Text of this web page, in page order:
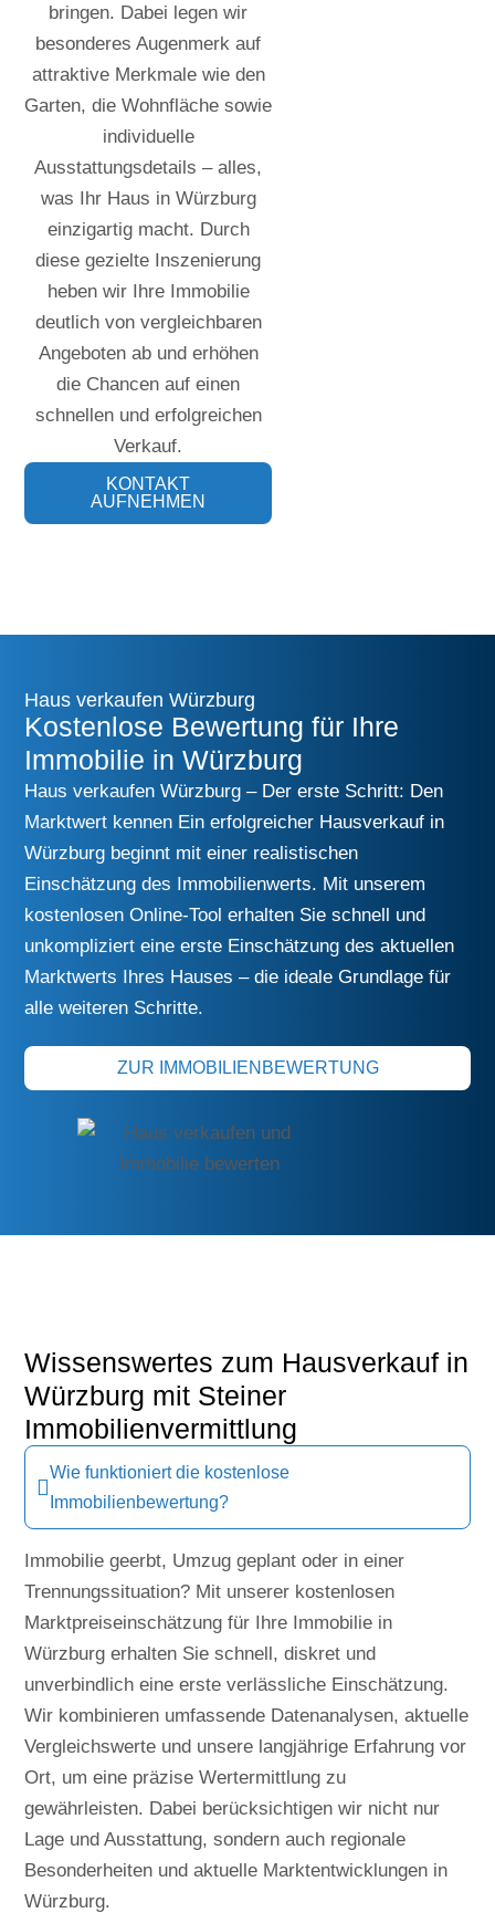
bringen. Dabei legen wir
besonderes Augenmerk auf
attraktive Merkmale wie den
Garten, die Wohnfläche sowie
individuelle
Ausstattungsdetails – alles,
was Ihr Haus in Würzburg
einzigartig macht. Durch
diese gezielte Inszenierung
heben wir Ihre Immobilie
deutlich von vergleichbaren
Angeboten ab und erhöhen
die Chancen auf einen
schnellen und erfolgreichen
Verkauf.
KONTAKT
AUFNEHMEN
Haus verkaufen Würzburg
Kostenlose Bewertung für Ihre
Immobilie in Würzburg
Haus verkaufen Würzburg – Der erste Schritt: Den
Marktwert kennen Ein erfolgreicher Hausverkauf in
Würzburg beginnt mit einer realistischen
Einschätzung des Immobilienwerts. Mit unserem
kostenlosen Online-Tool erhalten Sie schnell und
unkompliziert eine erste Einschätzung des aktuellen
Marktwerts Ihres Hauses – die ideale Grundlage für
alle weiteren Schritte.
ZUR IMMOBILIENBEWERTUNG
Wissenswertes zum Hausverkauf in
Würzburg mit Steiner
Immobilienvermittlung
Wie funktioniert die kostenlose
Immobilienbewertung?
Immobilie geerbt, Umzug geplant oder in einer
Trennungssituation? Mit unserer kostenlosen
Marktpreiseinschätzung für Ihre Immobilie in
Würzburg erhalten Sie schnell, diskret und
unverbindlich eine erste verlässliche Einschätzung.
Wir kombinieren umfassende Datenanalysen, aktuelle
Vergleichswerte und unsere langjährige Erfahrung vor
Ort, um eine präzise Wertermittlung zu
gewährleisten. Dabei berücksichtigen wir nicht nur
Lage und Ausstattung, sondern auch regionale
Besonderheiten und aktuelle Marktentwicklungen in
Würzburg.